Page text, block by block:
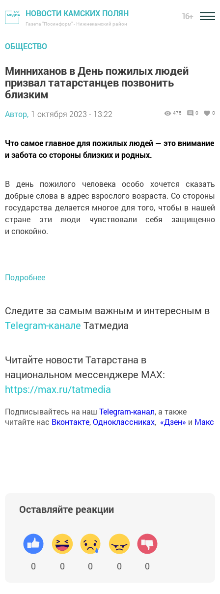
НОВОСТИ КАМСКИХ ПОЛЯН
Газета "Посинформ" - Нижнекамский район
16+
ОБЩЕСТВО
Минниханов в День пожилых людей
призвал татарстанцев позвонить
близким
Автор, 1 октября 2023 - 13:22 475 0 0
Что самое главное для пожилых людей — это внимание
и забота со стороны близких и родных.
В день пожилого человека особо хочется сказать
добрые слова в адрес взрослого возраста. Со стороны
государства делается многое для того, чтобы в нашей
стране эти люди чувствовали себя защищенно
и спокойно.
Подробнее
Следите за самым важным и интересным в
Telegram-канале Татмедиа
Читайте новости Татарстана в
национальном мессенджере MАХ:
https://max.ru/tatmedia
Подписывайтесь на наш Telegram-канал, а также
читайте нас Вконтакте,Одноклассниках, «Дзен» и Макс
Оставляйте реакции
0 0 0 0 0